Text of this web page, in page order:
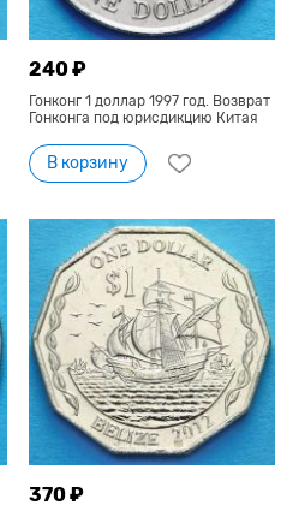
240 ₽
Гонконг 1 доллар 1997 год. Возврат
Гонконга под юрисдикцию Китая
В корзину
370 ₽